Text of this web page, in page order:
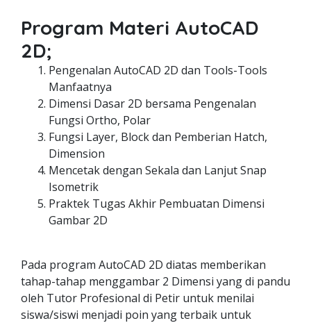
Program Materi AutoCAD
2D;
Pengenalan AutoCAD 2D dan Tools-Tools
Manfaatnya
Dimensi Dasar 2D bersama Pengenalan
Fungsi Ortho, Polar
Fungsi Layer, Block dan Pemberian Hatch,
Dimension
Mencetak dengan Sekala dan Lanjut Snap
Isometrik
Praktek Tugas Akhir Pembuatan Dimensi
Gambar 2D
Pada program AutoCAD 2D diatas memberikan
tahap-tahap menggambar 2 Dimensi yang di pandu
oleh Tutor Profesional di Petir untuk menilai
siswa/siswi menjadi poin yang terbaik untuk